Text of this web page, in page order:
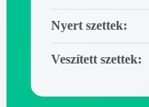
Nyert szettek:
Veszített szettek: